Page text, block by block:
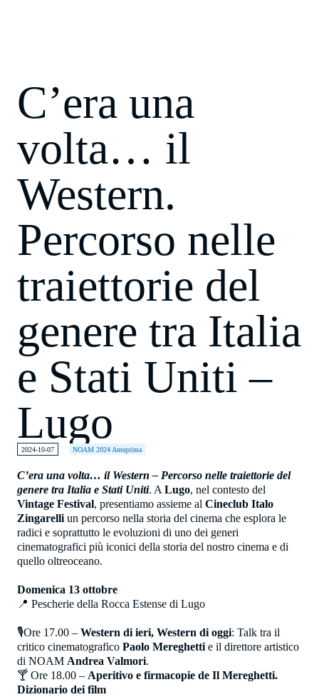
C’era una
volta… il
Western.
Percorso nelle
traiettorie del
genere tra Italia
e Stati Uniti –
Lugo
2024-10-07 NOAM 2024 Anteprima
C’era una volta… il Western – Percorso nelle traiettorie del
genere tra Italia e Stati Uniti. A Lugo, nel contesto del
Vintage Festival, presentiamo assieme al Cineclub Italo
Zingarelliun percorso nella storia del cinema che esplora le
radici e soprattutto le evoluzioni di uno dei generi
cinematografici più iconici della storia del nostro cinema e di
quello oltreoceano.
Domenica 13 ottobre
📍 Pescherie della Rocca Estense di Lugo
🎙Ore 17.00 – Western di ieri, Western di oggi: Talk tra il
critico cinematografico Paolo Mereghettie il direttore artistico
di NOAM Andrea Valmori.
🍸 Ore 18.00 – Aperitivo e firmacopie de Il Mereghetti.
Dizionario dei film